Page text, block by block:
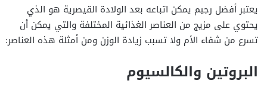
يعتبر أفضل رجيم يمكن اتباعه بعد الولادة القيصرية هو الذي
يحتوي على مزيج من العناصر الغذائية المختلفة والتي يمكن أن
تسرع من شفاء الأم ولا تسبب زيادة الوزن ومن أمثلة هذه العناصر:
البروتين والكالسيوم